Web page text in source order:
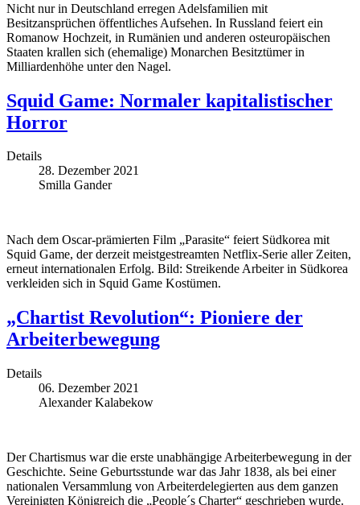
Nicht nur in Deutschland erregen Adelsfamilien mit
Besitzansprüchen öffentliches Aufsehen. In Russland feiert ein
Romanow Hochzeit, in Rumänien und anderen osteuropäischen
Staaten krallen sich (ehemalige) Monarchen Besitztümer in
Milliardenhöhe unter den Nagel.
Squid Game: Normaler kapitalistischer
Horror
Details
28. Dezember 2021
Smilla Gander
Nach dem Oscar-prämierten Film „Parasite“ feiert Südkorea mit
Squid Game, der derzeit meistgestreamten Netflix-Serie aller Zeiten,
erneut internationalen Erfolg. Bild: Streikende Arbeiter in Südkorea
verkleiden sich in Squid Game Kostümen.
„Chartist Revolution“: Pioniere der
Arbeiterbewegung
Details
06. Dezember 2021
Alexander Kalabekow
Der Chartismus war die erste unabhängige Arbeiterbewegung in der
Geschichte. Seine Geburtsstunde war das Jahr 1838, als bei einer
nationalen Versammlung von Arbeiterdelegierten aus dem ganzen
Vereinigten Königreich die „People´s Charter“ geschrieben wurde.